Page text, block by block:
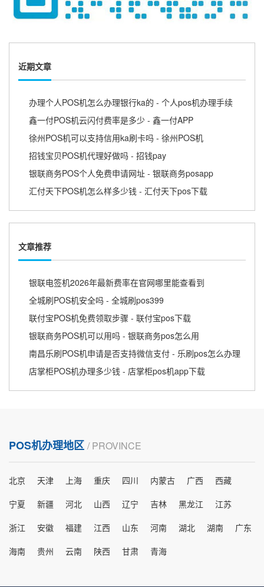
近期文章
办理个人POS机怎么办理银行ka的 - 个人pos机办理手续
鑫一付POS机云闪付费率是多少 - 鑫一付APP
徐州POS机可以支持信用ka刷卡吗 - 徐州POS机
招钱宝贝POS机代理好做吗 - 招钱pay
银联商务POS个人免费申请网址 - 银联商务posapp
汇付天下POS机怎么样多少钱 - 汇付天下pos下载
文章推荐
银联电签机2026年最新费率在官网哪里能查看到
全城刷POS机安全吗 - 全城刷pos399
联付宝POS机免费领取步骤 - 联付宝pos下载
银联商务POS机可以用吗 - 银联商务pos怎么用
南昌乐刷POS机申请是否支持微信支付 - 乐刷pos怎么办理
店掌柜POS机办理多少钱 - 店掌柜pos机app下载
POS机办理地区 / PROVINCE
北京 天津 上海 重庆 四川 内蒙古 广西
西藏
宁夏
新疆 河北 山西 辽宁 吉林 黑龙江
江苏
浙江
安徽 福建 江西 山东 河南 湖北 湖南
广东
海南
贵州 云南 陕西 甘肃 青海